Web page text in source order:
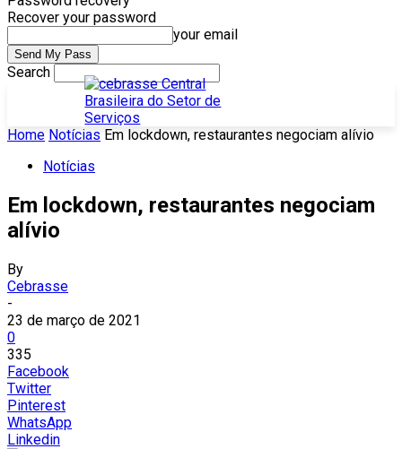
Recover your password
your email
Search
Home Notícias Em lockdown, restaurantes negociam alívio
Notícias
Em lockdown, restaurantes negociam
alívio
By
Cebrasse
-
23 de março de 2021
0
335
Facebook
Twitter
Pinterest
WhatsApp
Linkedin